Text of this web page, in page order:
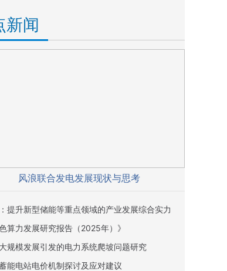
新闻
风浪联合发电发展现状与思考
提升新型储能等重点领域的产业发展综合实力
色算力发展研究报告（2025年）》
规模发展引发的电力系统爬坡问题研究
能电站电价机制探讨及应对建议